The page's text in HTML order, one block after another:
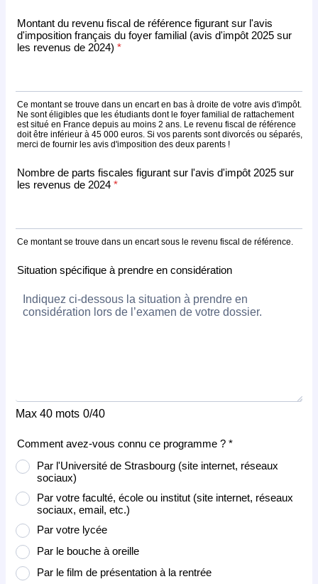
Montant du revenu fiscal de référence figurant sur l'avis
d'imposition français du foyer familial (avis d'impôt 2025 sur
les revenus de 2024) *
Ce montant se trouve dans un encart en bas à droite de votre avis d'impôt.
Ne sont éligibles que les étudiants dont le foyer familial de rattachement
est situé en France depuis au moins 2 ans. Le revenu fiscal de référence
doit être inférieur à 45 000 euros. Si vos parents sont divorcés ou séparés,
merci de fournir les avis d'imposition des deux parents !
Nombre de parts fiscales figurant sur l'avis d'impôt 2025 sur
les revenus de 2024 *
Ce montant se trouve dans un encart sous le revenu fiscal de référence.
Situation spécifique à prendre en considération
Max 40 mots 0/40
Comment avez-vous connu ce programme ? *
Par l'Université de Strasbourg (site internet, réseaux
sociaux)
Par votre faculté, école ou institut (site internet, réseaux
sociaux, email, etc.)
Par votre lycée
Par le bouche à oreille
Par le film de présentation à la rentrée